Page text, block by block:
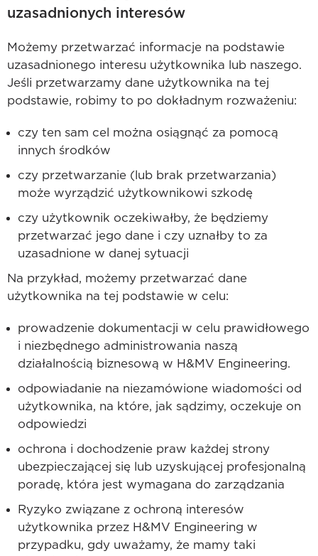
uzasadnionych interesów
Możemy przetwarzać informacje na podstawie
uzasadnionego interesu użytkownika lub naszego.
Jeśli przetwarzamy dane użytkownika na tej
podstawie, robimy to po dokładnym rozważeniu:
czy ten sam cel można osiągnąć za pomocą
innych środków
czy przetwarzanie (lub brak przetwarzania)
może wyrządzić użytkownikowi szkodę
czy użytkownik oczekiwałby, że będziemy
przetwarzać jego dane i czy uznałby to za
uzasadnione w danej sytuacji
Na przykład, możemy przetwarzać dane
użytkownika na tej podstawie w celu:
prowadzenie dokumentacji w celu prawidłowego
i niezbędnego administrowania naszą
działalnością biznesową w H&MV Engineering.
odpowiadanie na niezamówione wiadomości od
użytkownika, na które, jak sądzimy, oczekuje on
odpowiedzi
ochrona i dochodzenie praw każdej strony
ubezpieczającej się lub uzyskującej profesjonalną
poradę, która jest wymagana do zarządzania
Ryzyko związane z ochroną interesów
użytkownika przez H&MV Engineering w
przypadku, gdy uważamy, że mamy taki